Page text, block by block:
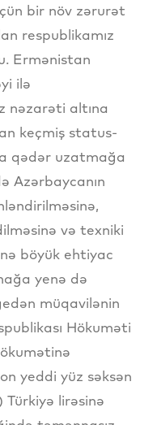
bir növ zərurət
respublikamız
Ermənistan
ilə
nəzarəti altına
keçmiş status-
qədər uzatmağa
Azərbaycanın
və texniki
böyük ehtiyac
yenə də
müqavilənin
Hökuməti
yeddi yüz səksən
Türkiyə lirəsinə